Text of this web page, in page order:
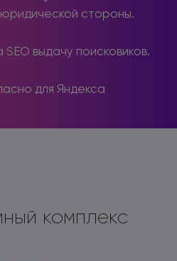
юридической стороны.
выдачу поисковиков.
для Яндекса
комплекс